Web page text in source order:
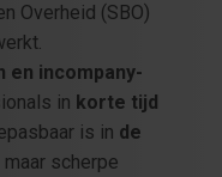
Overheid (SBO)
en incompany-
in korte tijd
is in de
maar scherpe